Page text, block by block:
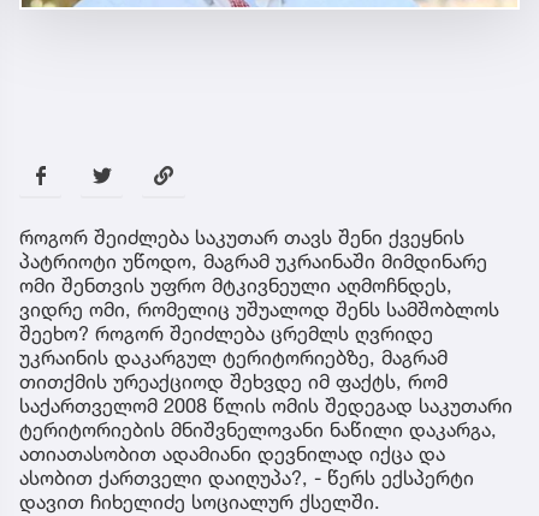
როგორ შეიძლება საკუთარ თავს შენი ქვეყნის
პატრიოტი უწოდო, მაგრამ უკრაინაში მიმდინარე
ომი შენთვის უფრო მტკივნეული აღმოჩნდეს,
ვიდრე ომი, რომელიც უშუალოდ შენს სამშობლოს
შეეხო? როგორ შეიძლება ცრემლს ღვრიდე
უკრაინის დაკარგულ ტერიტორიებზე, მაგრამ
თითქმის ურეაქციოდ შეხვდე იმ ფაქტს, რომ
საქართველომ 2008 წლის ომის შედეგად საკუთარი
ტერიტორიების მნიშვნელოვანი ნაწილი დაკარგა,
ათიათასობით ადამიანი დევნილად იქცა და
ასობით ქართველი დაიღუპა?, - წერს ექსპერტი
დავით ჩიხელიძე სოციალურ ქსელში.